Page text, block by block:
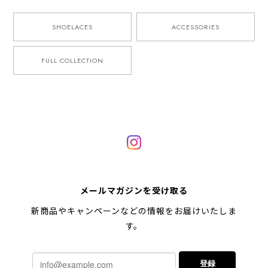
SHOELACES ACCESSORIES
FULL COLLECTION
メールマガジンを受け取る
新商品やキャンペーンなどの情報をお届けいたしま
す。
登録